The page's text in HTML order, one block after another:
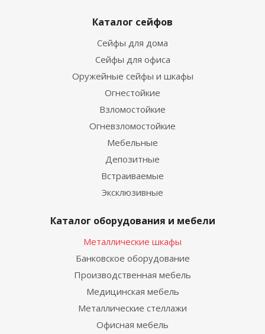
Каталог сейфов
Сейфы для дома
Сейфы для офиса
Оружейные сейфы и шкафы
Огнестойкие
Взломостойкие
Огневзломостойкие
Мебельные
Депозитные
Встраиваемые
Эксклюзивные
Каталог оборудования и мебели
Металлические шкафы
Банковское оборудование
Производственная мебель
Медицинская мебель
Металлические стеллажи
Офисная мебель